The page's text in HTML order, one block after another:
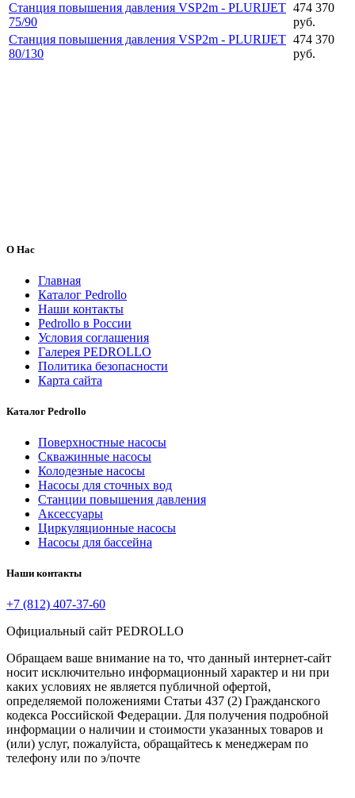
Станция повышения давления VSP2m - PLURIJET
75/90
474 370
руб.
Станция повышения давления VSP2m - PLURIJET
80/130
474 370
руб.
О Нас
Главная
Каталог Pedrollo
Наши контакты
Pedrollo в России
Условия соглашения
Галерея PEDROLLO
Политика безопасности
Карта сайта
Каталог Pedrollo
Поверхностные насосы
Скважинные насосы
Колодезные насосы
Насосы для сточных вод
Станции повышения давления
Аксессуары
Циркуляционные насосы
Насосы для бассейна
Наши контакты
+7 (812) 407-37-60
Официальный сайт PEDROLLO
Обращаем ваше внимание на то, что данный интернет-сайт
носит исключительно информационный характер и ни при
каких условиях не является публичной офертой,
определяемой положениями Статьи 437 (2) Гражданского
кодекса Российской Федерации. Для получения подробной
информации о наличии и стоимости указанных товаров и
(или) услуг, пожалуйста, обращайтесь к менеджерам по
телефону или по э/почте